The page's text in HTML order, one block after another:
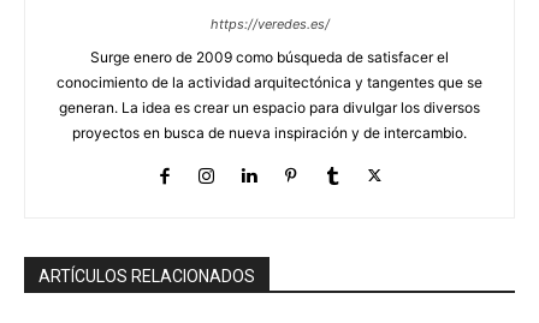
https://veredes.es/
Surge enero de 2009 como búsqueda de satisfacer el
conocimiento de la actividad arquitectónica y tangentes que se
generan. La idea es crear un espacio para divulgar los diversos
proyectos en busca de nueva inspiración y de intercambio.
ARTÍCULOS RELACIONADOS